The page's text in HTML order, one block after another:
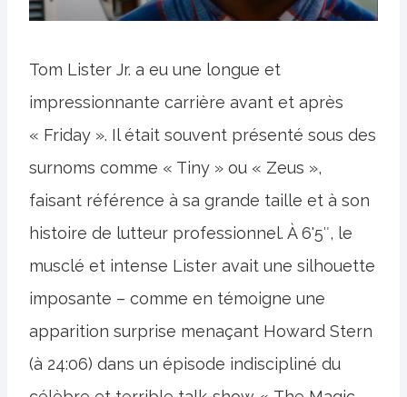
Tom Lister Jr. a eu une longue et
impressionnante carrière avant et après
« Friday ». Il était souvent présenté sous des
surnoms comme « Tiny » ou « Zeus »,
faisant référence à sa grande taille et à son
histoire de lutteur professionnel. À 6'5″, le
musclé et intense Lister avait une silhouette
imposante – comme en témoigne une
apparition surprise menaçant Howard Stern
(à 24:06) dans un épisode indiscipliné du